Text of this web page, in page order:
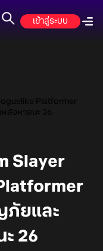
เข้าสู่ระบบ
Platformer
ลังหายนะ 26
Slayer
ภัยและ
26